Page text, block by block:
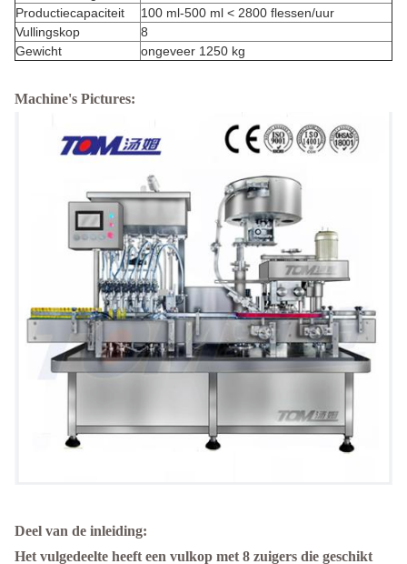
Productiecapaciteit
100 ml-500 ml < 2800 flessen/uur
Vullingskop
8
Gewicht
ongeveer 1250 kg
Machine's Pictures:
Deel van de inleiding:
Het vulgedeelte heeft een vulkop met 8 zuigers die geschikt